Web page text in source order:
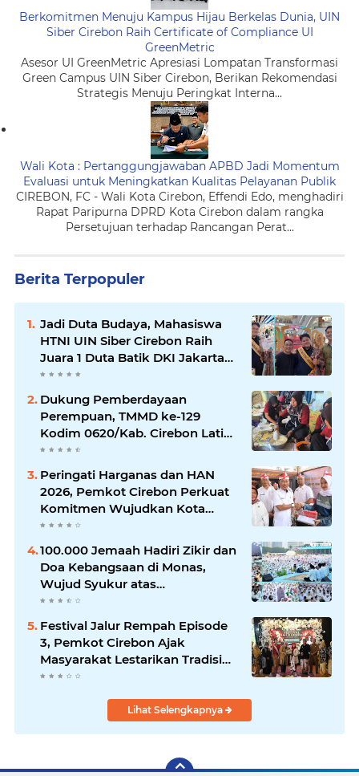
Berkomitmen Menuju Kampus Hijau Berkelas Dunia, UIN
Siber Cirebon Raih Certificate of Compliance UI
GreenMetric
Asesor UI GreenMetric Apresiasi Lompatan Transformasi
Green Campus UIN Siber Cirebon, Berikan Rekomendasi
Strategis Menuju Peringkat Interna...
Wali Kota : Pertanggungjawaban APBD Jadi Momentum
Evaluasi untuk Meningkatkan Kualitas Pelayanan Publik
CIREBON, FC - Wali Kota Cirebon, Effendi Edo, menghadiri
Rapat Paripurna DPRD Kota Cirebon dalam rangka
Persetujuan terhadap Rancangan Perat...
Berita Terpopuler
Jadi Duta Budaya, Mahasiswa
HTNI UIN Siber Cirebon Raih
Juara 1 Duta Batik DKI Jakarta
2026
Dukung Pemberdayaan
Perempuan, TMMD ke-129
Kodim 0620/Kab. Cirebon Latih
Ibu-Ibu Tata Boga
Peringati Harganas dan HAN
2026, Pemkot Cirebon Perkuat
Komitmen Wujudkan Kota
Layak Anak
100.000 Jemaah Hadiri Zikir dan
Doa Kebangsaan di Monas,
Wujud Syukur atas
Kemerdekaan
Festival Jalur Rempah Episode
3, Pemkot Cirebon Ajak
Masyarakat Lestarikan Tradisi
Jamu sebagai Warisan Budaya
Lihat Selengkapnya